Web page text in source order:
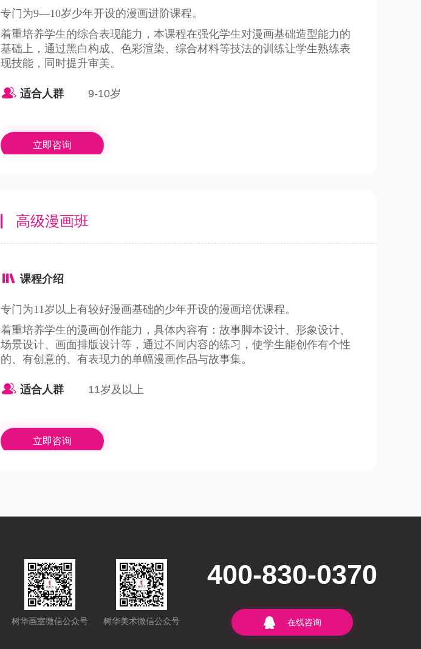
专门为9—10岁少年开设的漫画进阶课程。
着重培养学生的综合表现能力，本课程在强化学生对漫画基础造型能力的
基础上，通过黑白构成、色彩渲染、综合材料等技法的训练让学生熟练表
现技能，同时提升审美。
适合人群 9-10岁
立即咨询
高级漫画班
课程介绍
专门为11岁以上有较好漫画基础的少年开设的漫画培优课程。
着重培养学生的漫画创作能力，具体内容有：故事脚本设计、形象设计、
场景设计、画面排版设计等，通过不同内容的练习，使学生能创作有个性
的、有创意的、有表现力的单幅漫画作品与故事集。
适合人群 11岁及以上
立即咨询
树华画室微信公众号 树华美术微信公众号
400-830-0370
在线咨询